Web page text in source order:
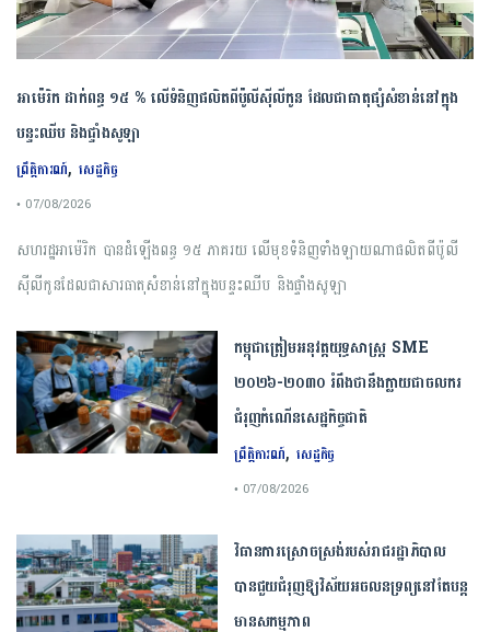
អាម៉េរិក ដាក់ពន្ធ ១៥ % លើទំនិញផលិតពីប៉ូលីស៊ីលីកូន ដែលជាធាតុផ្សំសំខាន់នៅក្នុង
បន្ទះឈីប និងផ្ទាំងសូឡា
ព្រឹត្តិការណ៍, សេដ្ឋកិច្ច
• 07/08/2026
សហរដ្ឋអាម៉េរិក បានដំឡើងពន្ធ ១៥ ភាគរយ លើមុខទំនិញទាំងឡាយណាផលិតពីប៉ូលី
ស៊ីលីកូនដែលជាសារធាតុសំខាន់នៅក្នុងបន្ទះឈីប និងផ្ទាំងសូឡា
កម្ពុជា​ត្រៀមអនុវត្ត​យុទ្ធសាស្ត្រ​ ​SME​ ​
២០២៦​-​២០៣០​ រំពឹងថានឹងក្លាយ​ជា​ចលករ​
ជំរុញ​កំណើន​សេដ្ឋកិច្ច​ជាតិ​
ព្រឹត្តិការណ៍, សេដ្ឋកិច្ច
• 07/08/2026
វិធានការស្រោចស្រង់របស់រាជរដ្ឋាភិបាល​
បាន​ជួយ​ជំរុញឱ្យវិស័យ​អចលនទ្រព្យនៅតែបន្ត​
មានសកម្មភាព